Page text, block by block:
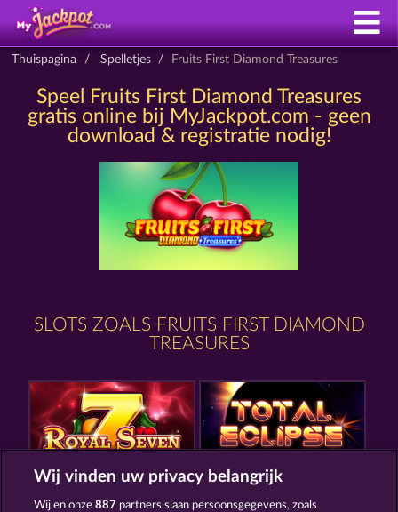
Thuispagina Spelletjes Fruits First Diamond Treasures
Speel Fruits First Diamond Treasures
gratis online bij MyJackpot.com - geen
download & registratie nodig!
SLOTS ZOALS FRUITS FIRST DIAMOND
TREASURES
ROYAL SEVEN TOTAL ECLIPSE
Wij vinden uw privacy belangrijk
Wij en onze887 partners slaan persoonsgegevens, zoals